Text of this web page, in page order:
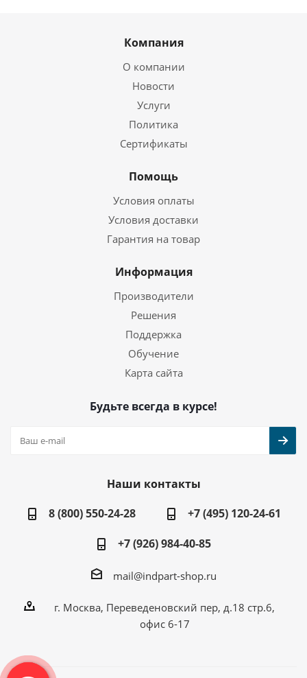
Компания
О компании
Новости
Услуги
Политика
Сертификаты
Помощь
Условия оплаты
Условия доставки
Гарантия на товар
Информация
Производители
Решения
Поддержка
Обучение
Карта сайта
Будьте всегда в курсе!
Наши контакты
8 (800) 550-24-28
+7 (495) 120-24-61
+7 (926) 984-40-85
mail@indpart-shop.ru
г. Москва, Переведеновский пер, д.18 стр.6,
офис 6-17